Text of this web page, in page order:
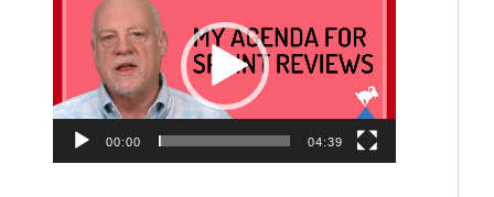
00:00 04:39